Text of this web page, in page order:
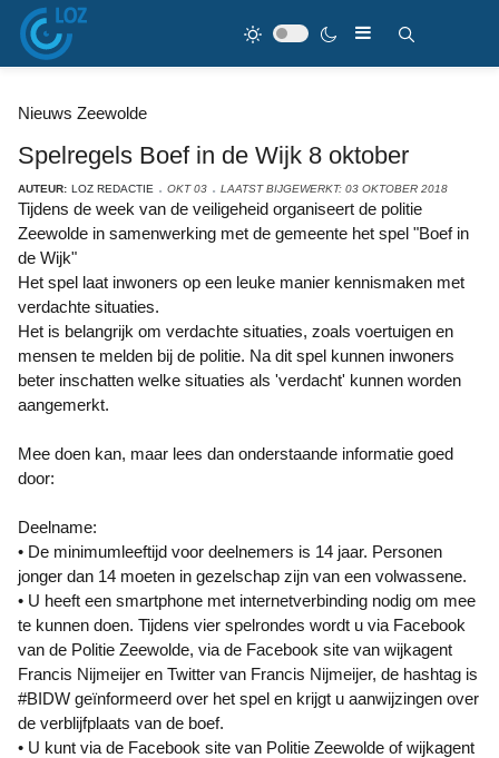
Nieuws Zeewolde
Spelregels Boef in de Wijk 8 oktober
AUTEUR: LOZ REDACTIE OKT 03 LAATST BIJGEWERKT: 03 OKTOBER 2018
Tijdens de week van de veiligeheid organiseert de politie
Zeewolde in samenwerking met de gemeente het spel "Boef in
de Wijk"
Het spel laat inwoners op een leuke manier kennismaken met
verdachte situaties.
Het is belangrijk om verdachte situaties, zoals voertuigen en
mensen te melden bij de politie. Na dit spel kunnen inwoners
beter inschatten welke situaties als 'verdacht' kunnen worden
aangemerkt.
Mee doen kan, maar lees dan onderstaande informatie goed
door:
Deelname:
• De minimumleeftijd voor deelnemers is 14 jaar. Personen
jonger dan 14 moeten in gezelschap zijn van een volwassene.
• U heeft een smartphone met internetverbinding nodig om mee
te kunnen doen. Tijdens vier spelrondes wordt u via Facebook
van de Politie Zeewolde, via de Facebook site van wijkagent
Francis Nijmeijer en Twitter van Francis Nijmeijer, de hashtag is
#BIDW geïnformeerd over het spel en krijgt u aanwijzingen over
de verblijfplaats van de boef.
• U kunt via de Facebook site van Politie Zeewolde of wijkagent